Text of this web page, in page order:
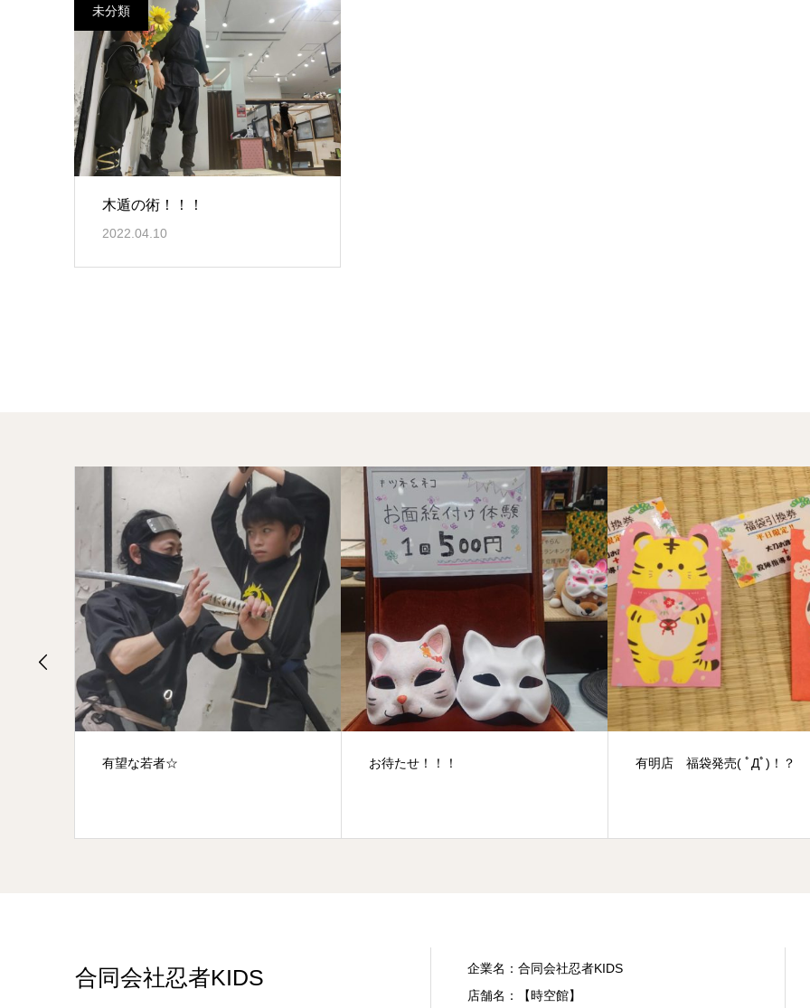
未分類
木遁の術！！！
2022.04.10
有望な若者☆ お待たせ！！！ 有明店 福袋発売( ﾟДﾟ)！？
合同会社忍者KIDS
企業名：合同会社忍者KIDS
店舗名：【時空館】